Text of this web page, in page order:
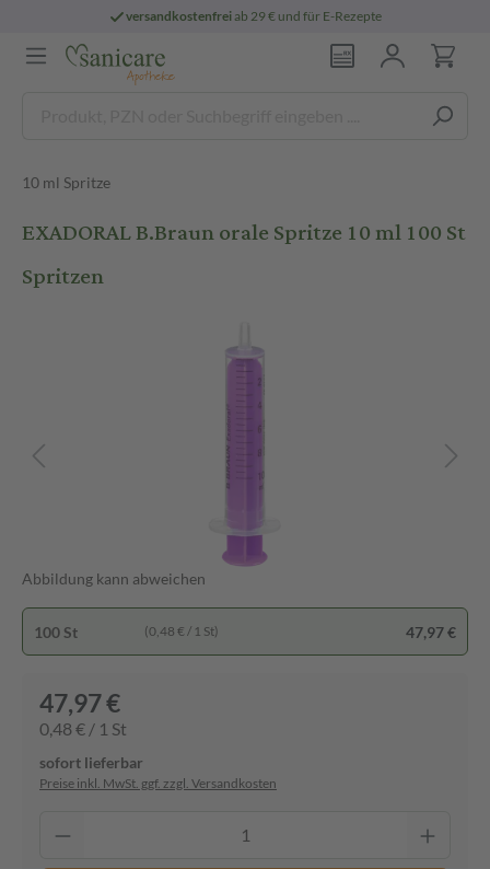
versandkostenfreiab 29 € und für E-Rezepte
10 ml Spritze
EXADORAL B.Braun orale Spritze 10 ml 100 St
Spritzen
Abbildung kann abweichen
100 St (0,48 € / 1 St) 47,97 €
47,97 €
0,48 € / 1 St
sofort lieferbar
Preise inkl. MwSt. ggf. zzgl. Versandkosten